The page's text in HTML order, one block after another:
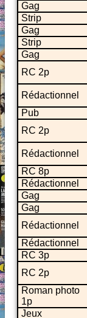
Gag
Strip
Gag
Strip
Gag
RC 2p
Rédactionnel
Pub
RC 2p
Rédactionnel
RC 8p
Rédactionnel
Gag
Gag
Rédactionnel
Rédactionnel
RC 3p
RC 2p
Roman photo
1p
Jeux